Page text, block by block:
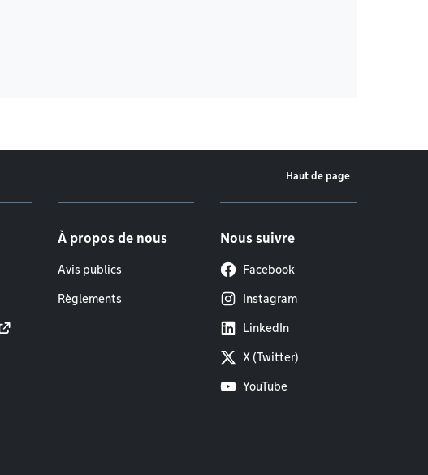
Haut de page
À propos de nous
Avis publics
Règlements
Nous suivre
Facebook
Instagram
LinkedIn
X (Twitter)
YouTube